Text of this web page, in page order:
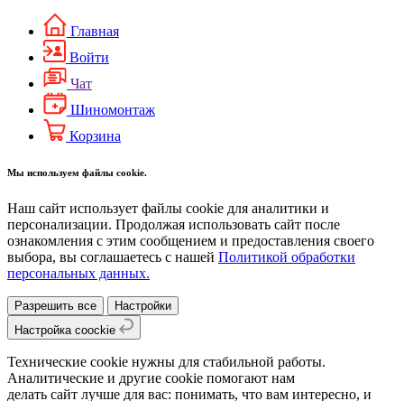
Главная
Войти
Чат
Шиномонтаж
Корзина
Мы используем файлы cookie.
Наш сайт использует файлы cookie для аналитики и
персонализации. Продолжая использовать сайт после
ознакомления с этим сообщением и предоставления своего
выбора, вы соглашаетесь с нашей Политикой обработки
персональных данных.
Разрешить все
Настройки
Настройка coockie
Технические cookie нужны для стабильной работы.
Аналитические и другие cookie помогают нам
делать сайт лучше для вас: понимать, что вам интересно, и